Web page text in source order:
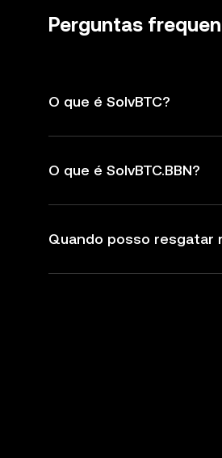
Perguntas
O que é SolvBTC?
O que é SolvBTC.BBN?
Quando posso resgatar